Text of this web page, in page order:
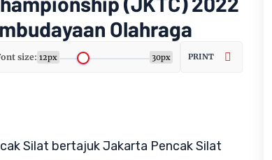
Olahraga
size: 12px 30px PRINT
Silat bertajuk Jakarta Pencak Silat